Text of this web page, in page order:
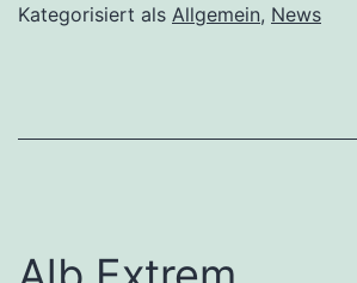
Kategorisiert als Allgemein, News